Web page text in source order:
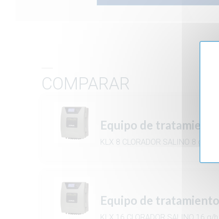
COMPARAR
Equipo de
KLX 8 CLORADOR SALINO 8 g/h
Equipo de
KLX 16 CLORADOR SALINO 16 g/h